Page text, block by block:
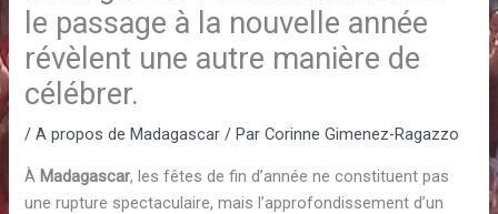
le passage à la nouvelle année
révèlent une autre manière de
célébrer.
/A propos de Madagascar / ParCorinne Gimenez-Ragazzo
À Madagascar, les fêtes de fin d’année ne constituent pas
une rupture spectaculaire, mais l’approfondissement d’un